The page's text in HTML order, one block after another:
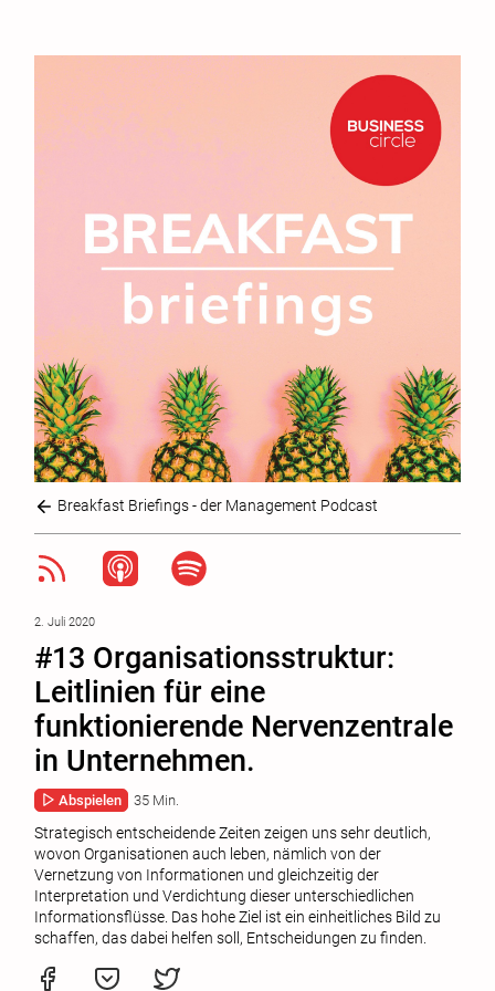
Breakfast Briefings - der Management Podcast
2. Juli 2020
#13 Organisationsstruktur:
Leitlinien für eine
funktionierende Nervenzentrale
in Unternehmen.
Abspielen 35 Min.
Strategisch entscheidende Zeiten zeigen uns sehr deutlich,
wovon Organisationen auch leben, nämlich von der
Vernetzung von Informationen und gleichzeitig der
Interpretation und Verdichtung dieser unterschiedlichen
Informationsflüsse. Das hohe Ziel ist ein einheitliches Bild zu
schaffen, das dabei helfen soll, Entscheidungen zu finden.